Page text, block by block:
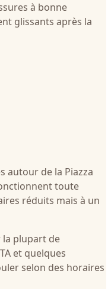
à bonne
glissants après la
autour de la Piazza
toute
réduits mais à un
plupart de
et quelques
selon des horaires